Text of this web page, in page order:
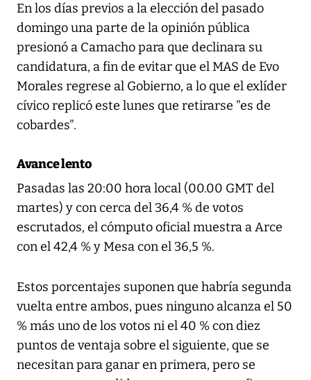
En los días previos a la elección del pasado
domingo una parte de la opinión pública
presionó a Camacho para que declinara su
candidatura, a fin de evitar que el MAS de Evo
Morales regrese al Gobierno, a lo que el exlíder
cívico replicó este lunes que retirarse "es de
cobardes".
Avance lento
Pasadas las 20:00 hora local (00.00 GMT del
martes) y con cerca del 36,4 % de votos
escrutados, el cómputo oficial muestra a Arce
con el 42,4 % y Mesa con el 36,5 %.
Estos porcentajes suponen que habría segunda
vuelta entre ambos, pues ninguno alcanza el 50
% más uno de los votos ni el 40 % con diez
puntos de ventaja sobre el siguiente, que se
necesitan para ganar en primera, pero se